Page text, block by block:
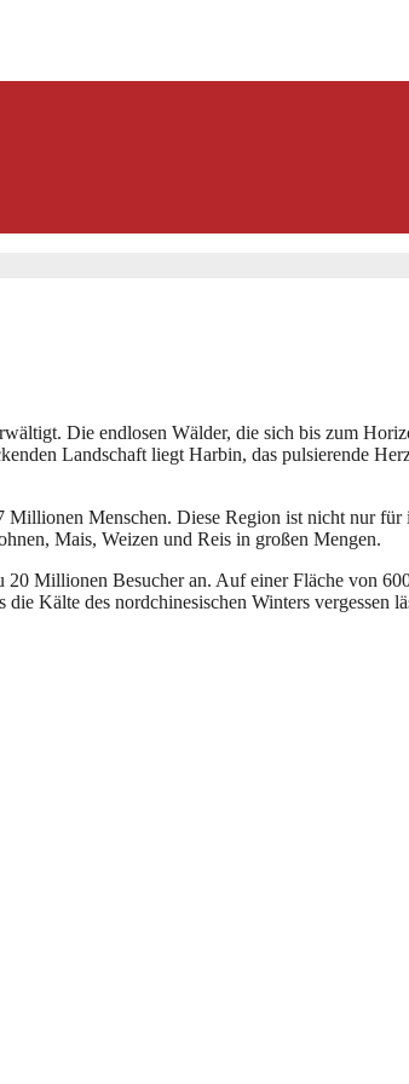
Die endlosen Wälder, die sich bis zum
Landschaft liegt Harbin, das pulsierende
Menschen. Diese Region ist nicht nur
Mais, Weizen und Reis in großen Mengen.
Millionen Besucher an. Auf einer Fläche von
Kälte des nordchinesischen Winters vergessen